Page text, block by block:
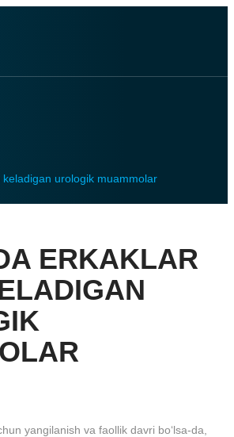
urologik muammolar
ERKAKLAR
yangilanish va faollik davri bo‘lsa-da,